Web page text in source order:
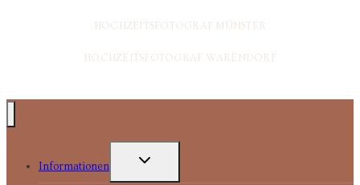
HOCHZEITSFOTOGRAF MÜNSTER
HOCHZEITSFOTOGRAF WARENDORF
Informationen
UNTERMENÜ